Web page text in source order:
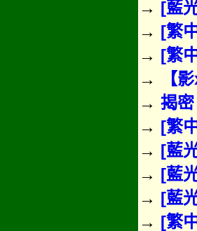
→ [藍
→ [繁
→ [繁
→
【
→ 揭
→ [繁
→ [藍
→ [藍
→ [藍
→ [繁